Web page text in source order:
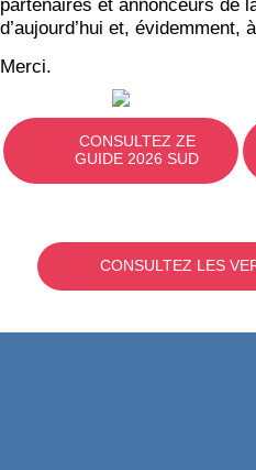
partenaires et annonceurs de
d’aujourd’hui et, évidemment,
Merci.
CONSULTEZ ZE
GUIDE 2026 SUD
CONSULTEZ LES